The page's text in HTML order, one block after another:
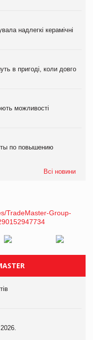
надлегкі керамічні
в пригоді, коли довго
можливості
по повышению
Всі новини